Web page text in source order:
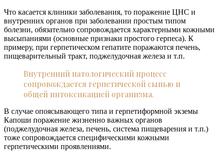
Что касается клиники заболевания, то поражение ЦНС и
внутренних органов при заболевании простым типом
болезни, обязательно сопровождается характерными кожными
высыпаниями (основные признаки простого герпеса). К
примеру, при герпетическом гепатите поражаются печень,
пищеварительный тракт, поджелудочная железа и т.п.
Внутренний патологический процесс
сопровождается герпетической сыпью и
общей интоксикацией организма.
В случае опоясывающего типа и герпетиформной экземы
Капоши поражение жизненно важных органов
(поджелудочная железа, печень, система пищеварения и т.п.)
тоже сопровождается специфическими кожными
герпетическими проявлениями.